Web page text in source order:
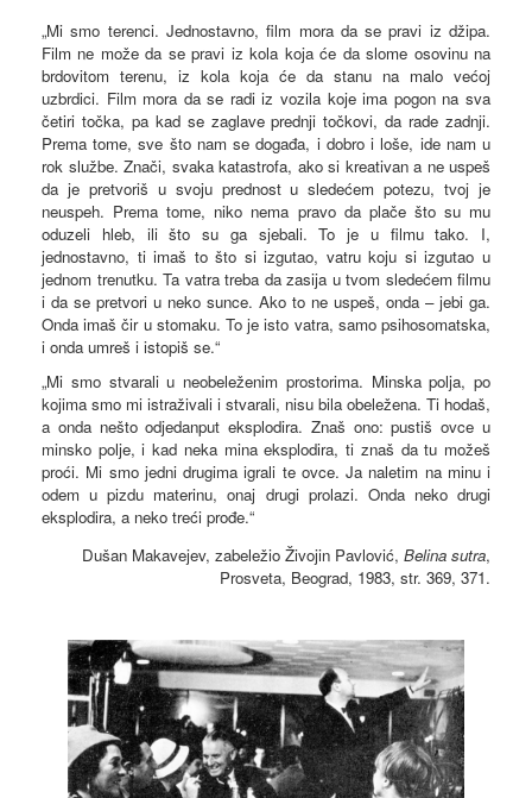
„Mi smo terenci. Jednostavno, film mora da se pravi iz džipa.
Film ne može da se pravi iz kola koja će da slome osovinu na
brdovitom terenu, iz kola koja će da stanu na malo većoj
uzbrdici. Film mora da se radi iz vozila koje ima pogon na sva
četiri točka, pa kad se zaglave prednji točkovi, da rade zadnji.
Prema tome, sve što nam se događa, i dobro i loše, ide nam u
rok službe. Znači, svaka katastrofa, ako si kreativan a ne uspeš
da je pretvoriš u svoju prednost u sledećem potezu, tvoj je
neuspeh. Prema tome, niko nema pravo da plače što su mu
oduzeli hleb, ili što su ga sjebali. To je u filmu tako. I,
jednostavno, ti imaš to što si izgutao, vatru koju si izgutao u
jednom trenutku. Ta vatra treba da zasija u tvom sledećem filmu
i da se pretvori u neko sunce. Ako to ne uspeš, onda – jebi ga.
Onda imaš čir u stomaku. To je isto vatra, samo psihosomatska,
i onda umreš i istopiš se.“
„Mi smo stvarali u neobeleženim prostorima. Minska polja, po
kojima smo mi istraživali i stvarali, nisu bila obeležena. Ti hodaš,
a onda nešto odjedanput eksplodira. Znaš ono: pustiš ovce u
minsko polje, i kad neka mina eksplodira, ti znaš da tu možeš
proći. Mi smo jedni drugima igrali te ovce. Ja naletim na minu i
odem u pizdu materinu, onaj drugi prolazi. Onda neko drugi
eksplodira, a neko treći prođe.“
Dušan Makavejev, zabeležio Živojin Pavlović, Belina sutra,
Prosveta, Beograd, 1983, str. 369, 371.